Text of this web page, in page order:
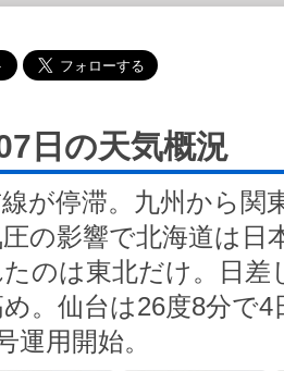
日の天気概況
が停滞。九州から関
の影響で北海道は日
のは東北だけ。日
。仙台は26度8分で
運用開始。